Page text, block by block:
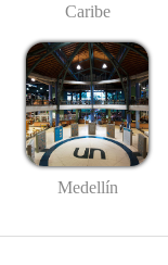
Caribe
Medellín